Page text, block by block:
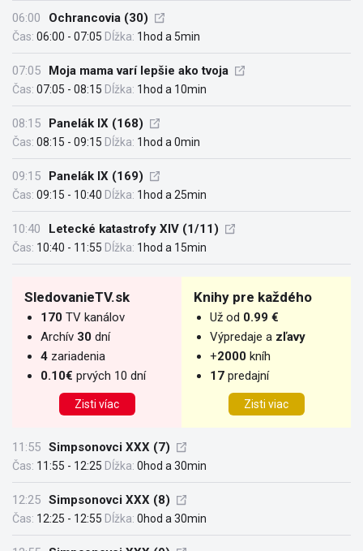
06:00 Ochrancovia (30)
Čas: 06:00 - 07:05 Dĺžka: 1hod a 5min
07:05 Moja mama varí lepšie ako tvoja
Čas: 07:05 - 08:15 Dĺžka: 1hod a 10min
08:15 Panelák IX (168)
Čas: 08:15 - 09:15 Dĺžka: 1hod a 0min
09:15 Panelák IX (169)
Čas: 09:15 - 10:40 Dĺžka: 1hod a 25min
10:40 Letecké katastrofy XIV (1/11)
Čas: 10:40 - 11:55 Dĺžka: 1hod a 15min
SledovanieTV.sk
170 TV kanálov
Archív 30 dní
4 zariadenia
0.10€ prvých 10 dní
Zisti víac
Knihy pre každého
Už od 0.99 €
Výpredaje a zľavy
+2000 kníh
17 predajní
Zisti viac
11:55 Simpsonovci XXX (7)
Čas: 11:55 - 12:25 Dĺžka: 0hod a 30min
12:25 Simpsonovci XXX (8)
Čas: 12:25 - 12:55 Dĺžka: 0hod a 30min